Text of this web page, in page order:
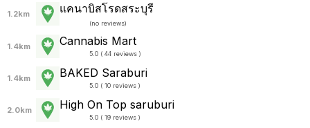
1.2km แคนาบิสโรดสระบุรี
(no reviews)
1.4km Cannabis Mart
5.0 ( 44 reviews )
1.4km BAKED Saraburi
5.0 ( 10 reviews )
2.0km High On Top saruburi
5.0 ( 19 reviews )